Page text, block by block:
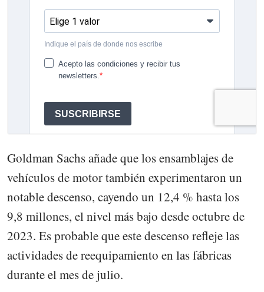
Goldman Sachs añade que los ensamblajes de
vehículos de motor también experimentaron un
notable descenso, cayendo un 12,4 % hasta los
9,8 millones, el nivel más bajo desde octubre de
2023. Es probable que este descenso refleje las
actividades de reequipamiento en las fábricas
durante el mes de julio.